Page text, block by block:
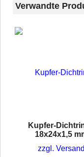
Verwandte
Kupfer-
18x24x1,5
zzgl. Versand